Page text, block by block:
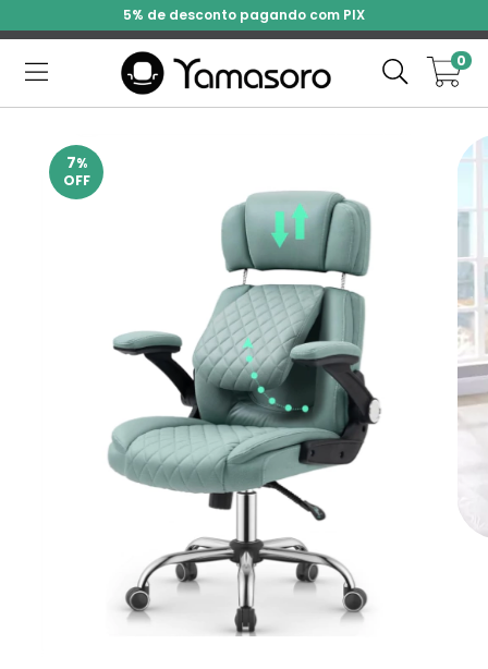
5% de desconto pagando com PIX
0
7%
OFF